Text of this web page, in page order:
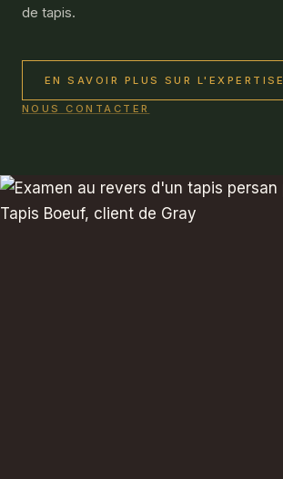
de tapis.
EN SAVOIR PLUS SUR L'EXPERTISE
NOUS CONTACTER